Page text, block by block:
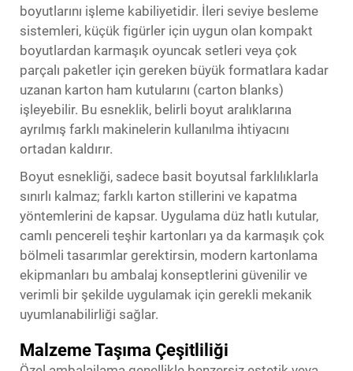
boyutlarını işleme kabiliyetidir. İleri seviye besleme
sistemleri, küçük figürler için uygun olan kompakt
boyutlardan karmaşık oyuncak setleri veya çok
parçalı paketler için gereken büyük formatlara kadar
uzanan karton ham kutularını (carton blanks)
işleyebilir. Bu esneklik, belirli boyut aralıklarına
ayrılmış farklı makinelerin kullanılma ihtiyacını
ortadan kaldırır.
Boyut esnekliği, sadece basit boyutsal farklılıklarla
sınırlı kalmaz; farklı karton stillerini ve kapatma
yöntemlerini de kapsar. Uygulama düz hatlı kutular,
camlı pencereli teşhir kartonları ya da karmaşık çok
bölmeli tasarımlar gerektirsin, modern kartonlama
ekipmanları bu ambalaj konseptlerini güvenilir ve
verimli bir şekilde uygulamak için gerekli mekanik
uyumlanabilirliği sağlar.
Malzeme Taşıma Çeşitliliği